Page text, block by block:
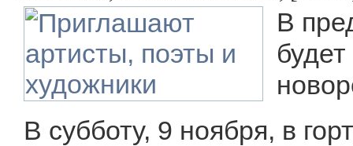
В
В субботу, 9 ноября, в